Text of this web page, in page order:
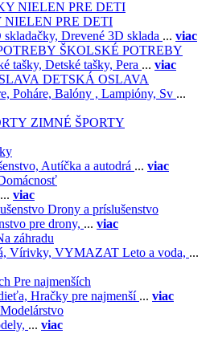
PRE DETI
Drevené 3D sklada ... viac
ŠKOLSKÉ POTREBY
tašky, Detské tašky, Pera ... viac
DETSKÁ OSLAVA
Poháre, Balóny , Lampióny, Sv ...
ZIMNÉ ŠPORTY
Autíčka a autodrá ... viac
... viac
Drony a príslušenstvo
pre drony, ... viac
záhradu
Vírivky, VYMAZAT Leto a voda, ...
Pre najmenších
Hračky pre najmenší ... viac
Modelárstvo
... viac